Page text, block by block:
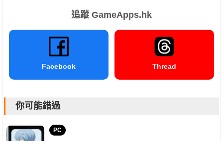
追蹤 GameApps.hk
Facebook Thread
你可能錯過
PC